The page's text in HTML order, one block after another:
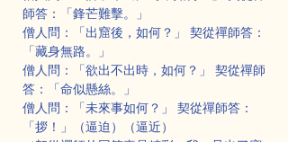
師答：「鋒芒難擊。」
僧人問：「出窟後，如何？」 契從禪師答：
「藏身無路。」
僧人問：「欲出不出時，如何？」 契從禪師
答：「命似懸絲。」
僧人問：「未來事如何？」 契從禪師答：
「拶！」（逼迫）（逼近）